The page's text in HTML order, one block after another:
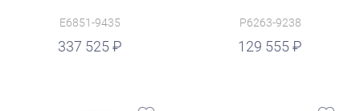
E6851-9435
337 525
P6263-9238
129 555
руб.